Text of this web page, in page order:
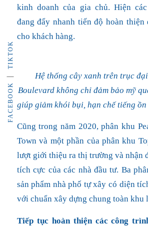
FACEBOOK
TIKTOK
kinh doanh của gia chủ. Hiện
đang đẩy nhanh tiến độ hoàn thiện
cho khách hàng.
Hệ thống cây xanh trên trục
Boulevard không chỉ đảm bảo mỹ
giúp giảm khói bụi, hạn chế tiếng
Cũng trong năm 2020, phân khu
Town và một phần của phân khu
lượt giới thiệu ra thị trường và nhận
tích cực của các nhà đầu tư. Ba
sản phẩm nhà phố tự xây có diện
với chuẩn xây dựng chung toàn khu
Tiếp tục hoàn thiện các công